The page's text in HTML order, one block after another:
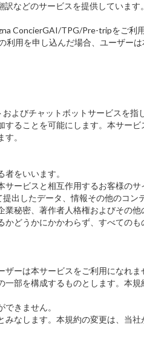
などのサービスを提供しています。
ConcierGAI/TPG/Pre-tripをご利
用を申し込んだ場合、ユーザーは
よびチャットボットサービスを
ることを可能にします。本サー
。
をいいます。
ービスと相互作用するお客様の
出したデータ、情報その他のコン
秘密、著作者人格権およびその
どうかにかかわらず、すべてのも
ーは本サービスをご利用になれま
部を構成するものとします。本
きません。
なします。本規約の変更は、当